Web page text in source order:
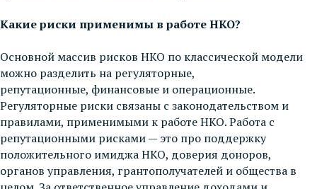
Какие риски применимы в работе НКО?
Основной массив рисков НКО по классической модели
можно разделить на регуляторные,
репутационные, финансовые и операционные.
Регуляторные риски связаны с законодательством и
правилами, применимыми к работе НКО. Работа с
репутационными рисками — это про поддержку
положительного имиджа НКО, доверия доноров,
органов управления, грантополучателей и общества в